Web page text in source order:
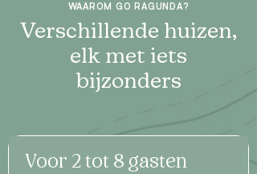
WAAROM GO RAGUNDA?
Verschillende huizen,
elk met iets
bijzonders
Voor 2 tot 8 gasten